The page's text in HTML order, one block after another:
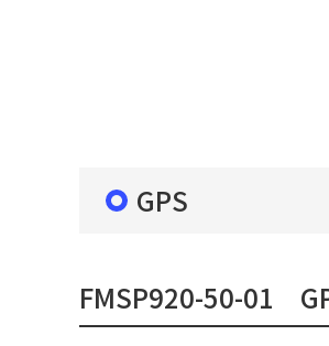
GPS
FMSP920-50-01